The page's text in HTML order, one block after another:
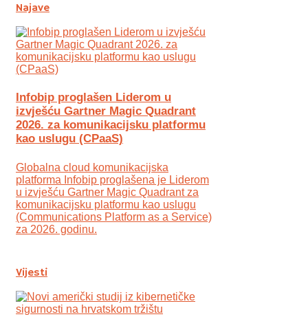
Najave
Infobip proglašen Liderom u
izvješću Gartner Magic Quadrant
2026. za komunikacijsku platformu
kao uslugu (CPaaS)
Globalna cloud komunikacijska
platforma Infobip proglašena je Liderom
u izvješću Gartner Magic Quadrant za
komunikacijsku platformu kao uslugu
(Communications Platform as a Service)
za 2026. godinu.
Vijesti